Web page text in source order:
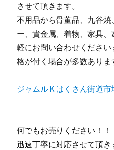
させて頂きます。
不用品から骨董品、九谷焼
ー、貴金属、着物、家具
軽にお問い合わせくださ
格が付く場合が多数ありま
ジャムルＫはくさん街道
何でもお売りください！！
迅速丁寧に対応させて頂